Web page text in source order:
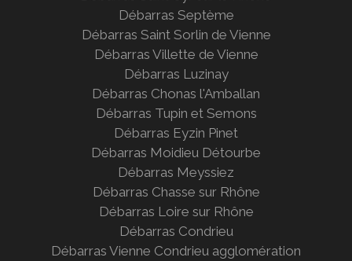
Débarras Septème
Débarras Saint Sorlin de Vienne
Débarras Villette de Vienne
Débarras Luzinay
Débarras Chonas l'Amballan
Débarras Tupin et Semons
Débarras Eyzin Pinet
Débarras Moidieu Détourbe
Débarras Meyssiez
Débarras Chasse sur Rhône
Débarras Loire sur Rhône
Débarras Condrieu
Débarras Vienne Condrieu agglomération